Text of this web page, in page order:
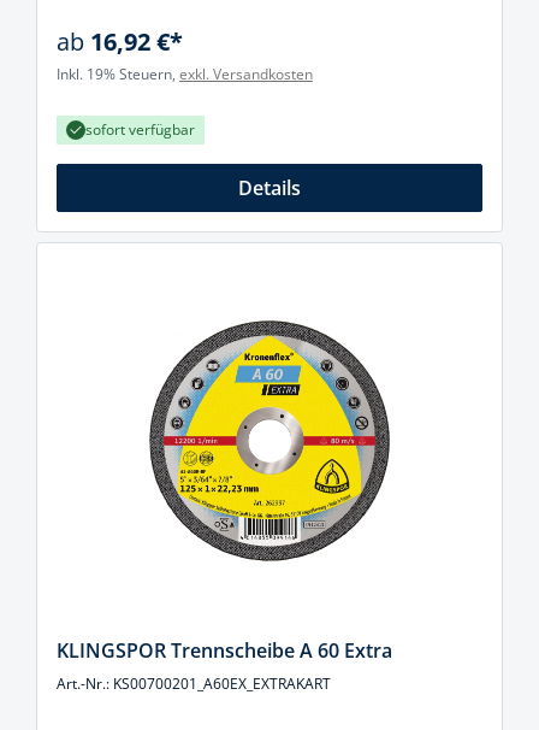
ab 16,92 €*
Inkl. 19% Steuern, exkl. Versandkosten
sofort verfügbar
Details
KLINGSPOR Trennscheibe A 60 Extra
Art.-Nr.: KS00700201_A60EX_EXTRAKART